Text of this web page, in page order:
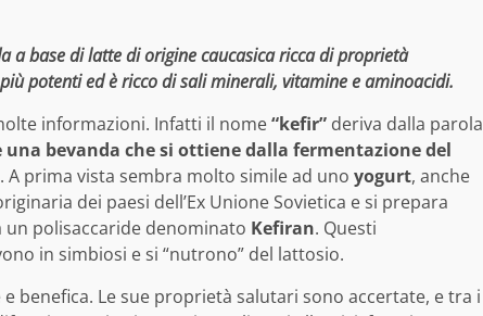
a base di latte di origine caucasica ricca di proprietà
potenti ed è ricco di sali minerali, vitamine e aminoacidi.
informazioni. Infatti il nome“kefir” deriva dalla parola
una bevanda che si ottiene dalla fermentazione del
A prima vista sembra molto simile ad uno yogurt, anche
dei paesi dell’Ex Unione Sovietica e si prepara
polisaccaride denominato Kefiran. Questi
in simbiosi e si “nutrono” del lattosio.
benefica. Le sue proprietà salutari sono accertate, e tra i